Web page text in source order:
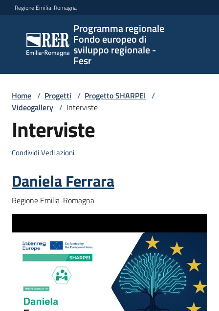
Vai al contenuto
Vai alla navigazione
Vai al footer
Regione Emilia-Romagna
Programma regionale
Fondo europeo di
sviluppo regionale -
Fesr
Programma
regionale
Fondo
europeo di
regionale -
Fesr
Novità
Programmi
e
strategie
Opportunità
Progetti
Home / Progetti / Progetto SHARPEI /
Videogallery / Interviste
Interviste
CondividiVedi azioni
Daniela Ferrara
Regione Emilia-Romagna